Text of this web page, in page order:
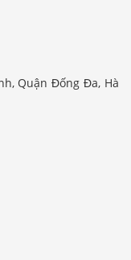
Quận Đống Đa, Hà